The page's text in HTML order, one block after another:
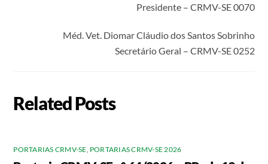
Presidente – CRMV-SE 0070
Méd. Vet. Diomar Cláudio dos Santos Sobrinho
Secretário Geral – CRMV-SE 0252
Related Posts
PORTARIAS CRMV-SE, PORTARIAS CRMV-SE 2026